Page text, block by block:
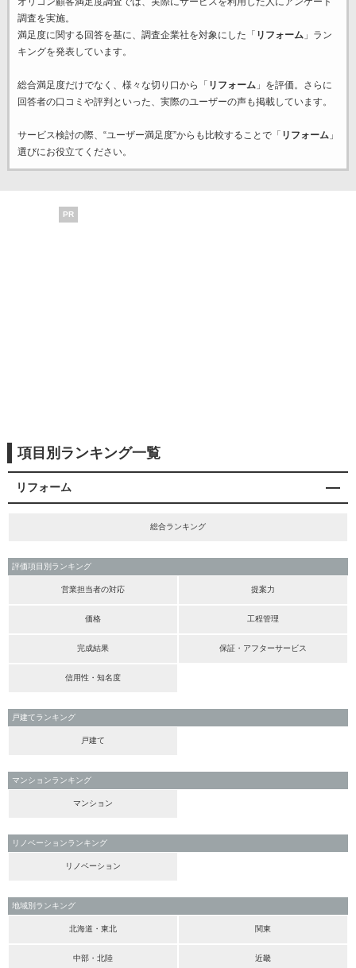
調査を実施。
満足度に関する回答を基に、調査企業社を対象にした「 リフォーム」ラン
キングを発表しています。
総合満足度だけでなく、様々な切り口から「 リフォーム」を評価。さらに
回答者の口コミや評判といった、実際のユーザーの声も掲載しています。
サービス検討の際、“ユーザー満足度”からも比較することで「 リフォーム」
選びにお役立てください。
PR
項目別ランキング一覧
リフォーム
総合ランキング
評価項目別ランキング
営業担当者の対応 提案力
価格 工程管理
完成結果 保証・アフターサービス
信用性・知名度
戸建てランキング
戸建て
マンションランキング
マンション
リノベーションランキング
リノベーション
地域別ランキング
北海道・東北 関東
中部・北陸 近畿